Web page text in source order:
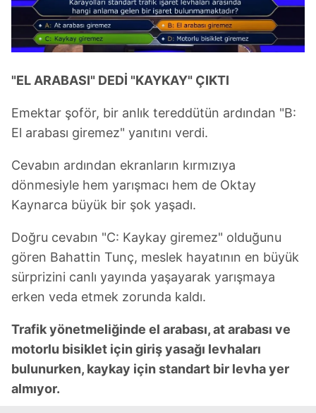
"EL ARABASI" DEDİ "KAYKAY" ÇIKTI
Emektar şoför, bir anlık tereddütün ardından "B:
El arabası giremez" yanıtını verdi.
Cevabın ardından ekranların kırmızıya
dönmesiyle hem yarışmacı hem de Oktay
Kaynarca büyük bir şok yaşadı.
Doğru cevabın "C: Kaykay giremez" olduğunu
gören Bahattin Tunç, meslek hayatının en büyük
sürprizini canlı yayında yaşayarak yarışmaya
erken veda etmek zorunda kaldı.
Trafik yönetmeliğinde el arabası, at arabası ve
motorlu bisiklet için giriş yasağı levhaları
bulunurken, kaykay için standart bir levha yer
almıyor.